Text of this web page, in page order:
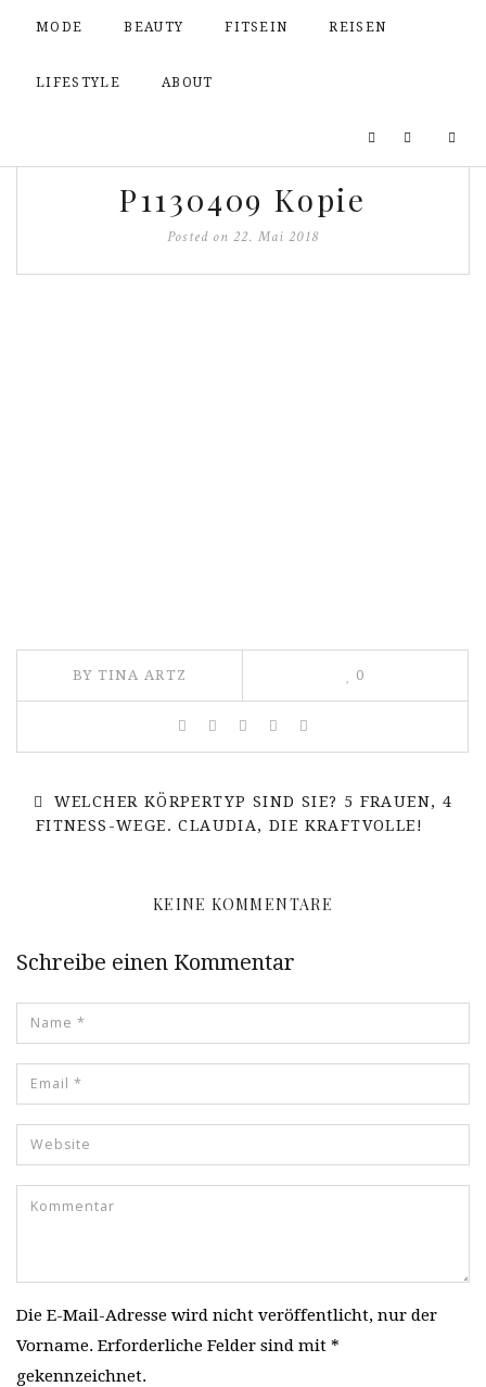
MODE BEAUTY FITSEIN REISEN
LIFESTYLE ABOUT
P1130409 Kopie
Posted on22. Mai 2018
BY TINA ARTZ 0
WELCHER KÖRPERTYP SIND SIE? 5 FRAUEN, 4
FITNESS-WEGE. CLAUDIA, DIE KRAFTVOLLE!
KEINE KOMMENTARE
Schreibe einen Kommentar
Die E-Mail-Adresse wird nicht veröffentlicht, nur der
Vorname. Erforderliche Felder sind mit *
gekennzeichnet.